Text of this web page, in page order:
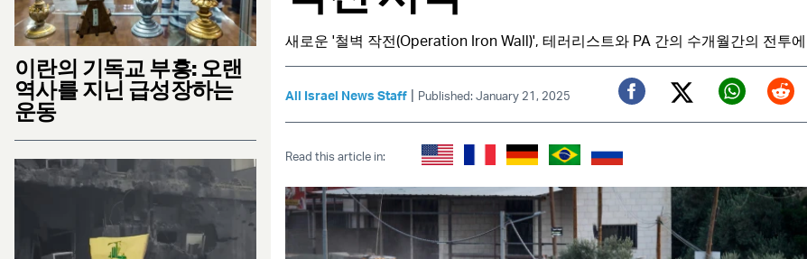
이란의 기독교 부흥: 오랜
역사를 지닌 급성장하는
운동
새로운 '철벽 작전(Operation Iron Wall)', 테러리스트와 PA 간의 수개월간의 전투
All Israel News Staff | Published: January 21, 2025
Facebook
Twitter (X)
Read this article in: